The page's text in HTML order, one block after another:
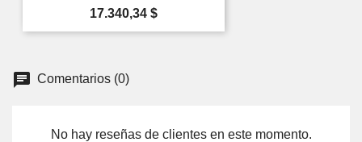
Precio
17.340,34 $
Comentarios (0)
No hay reseñas de clientes en este momento.